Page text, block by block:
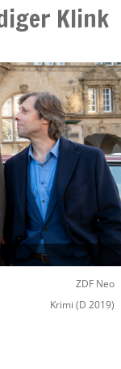
Klink
ZDF Neo
Krimi (D 2019)